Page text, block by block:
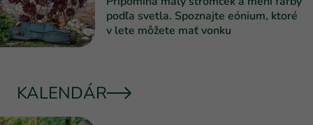
podľa svetla. Spoznajte eónium, ktoré
v lete môžete mať vonku
KALENDÁR